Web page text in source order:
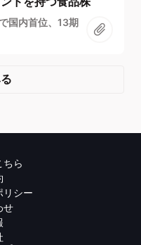
国内首位、13期
ちら
リシー
せ